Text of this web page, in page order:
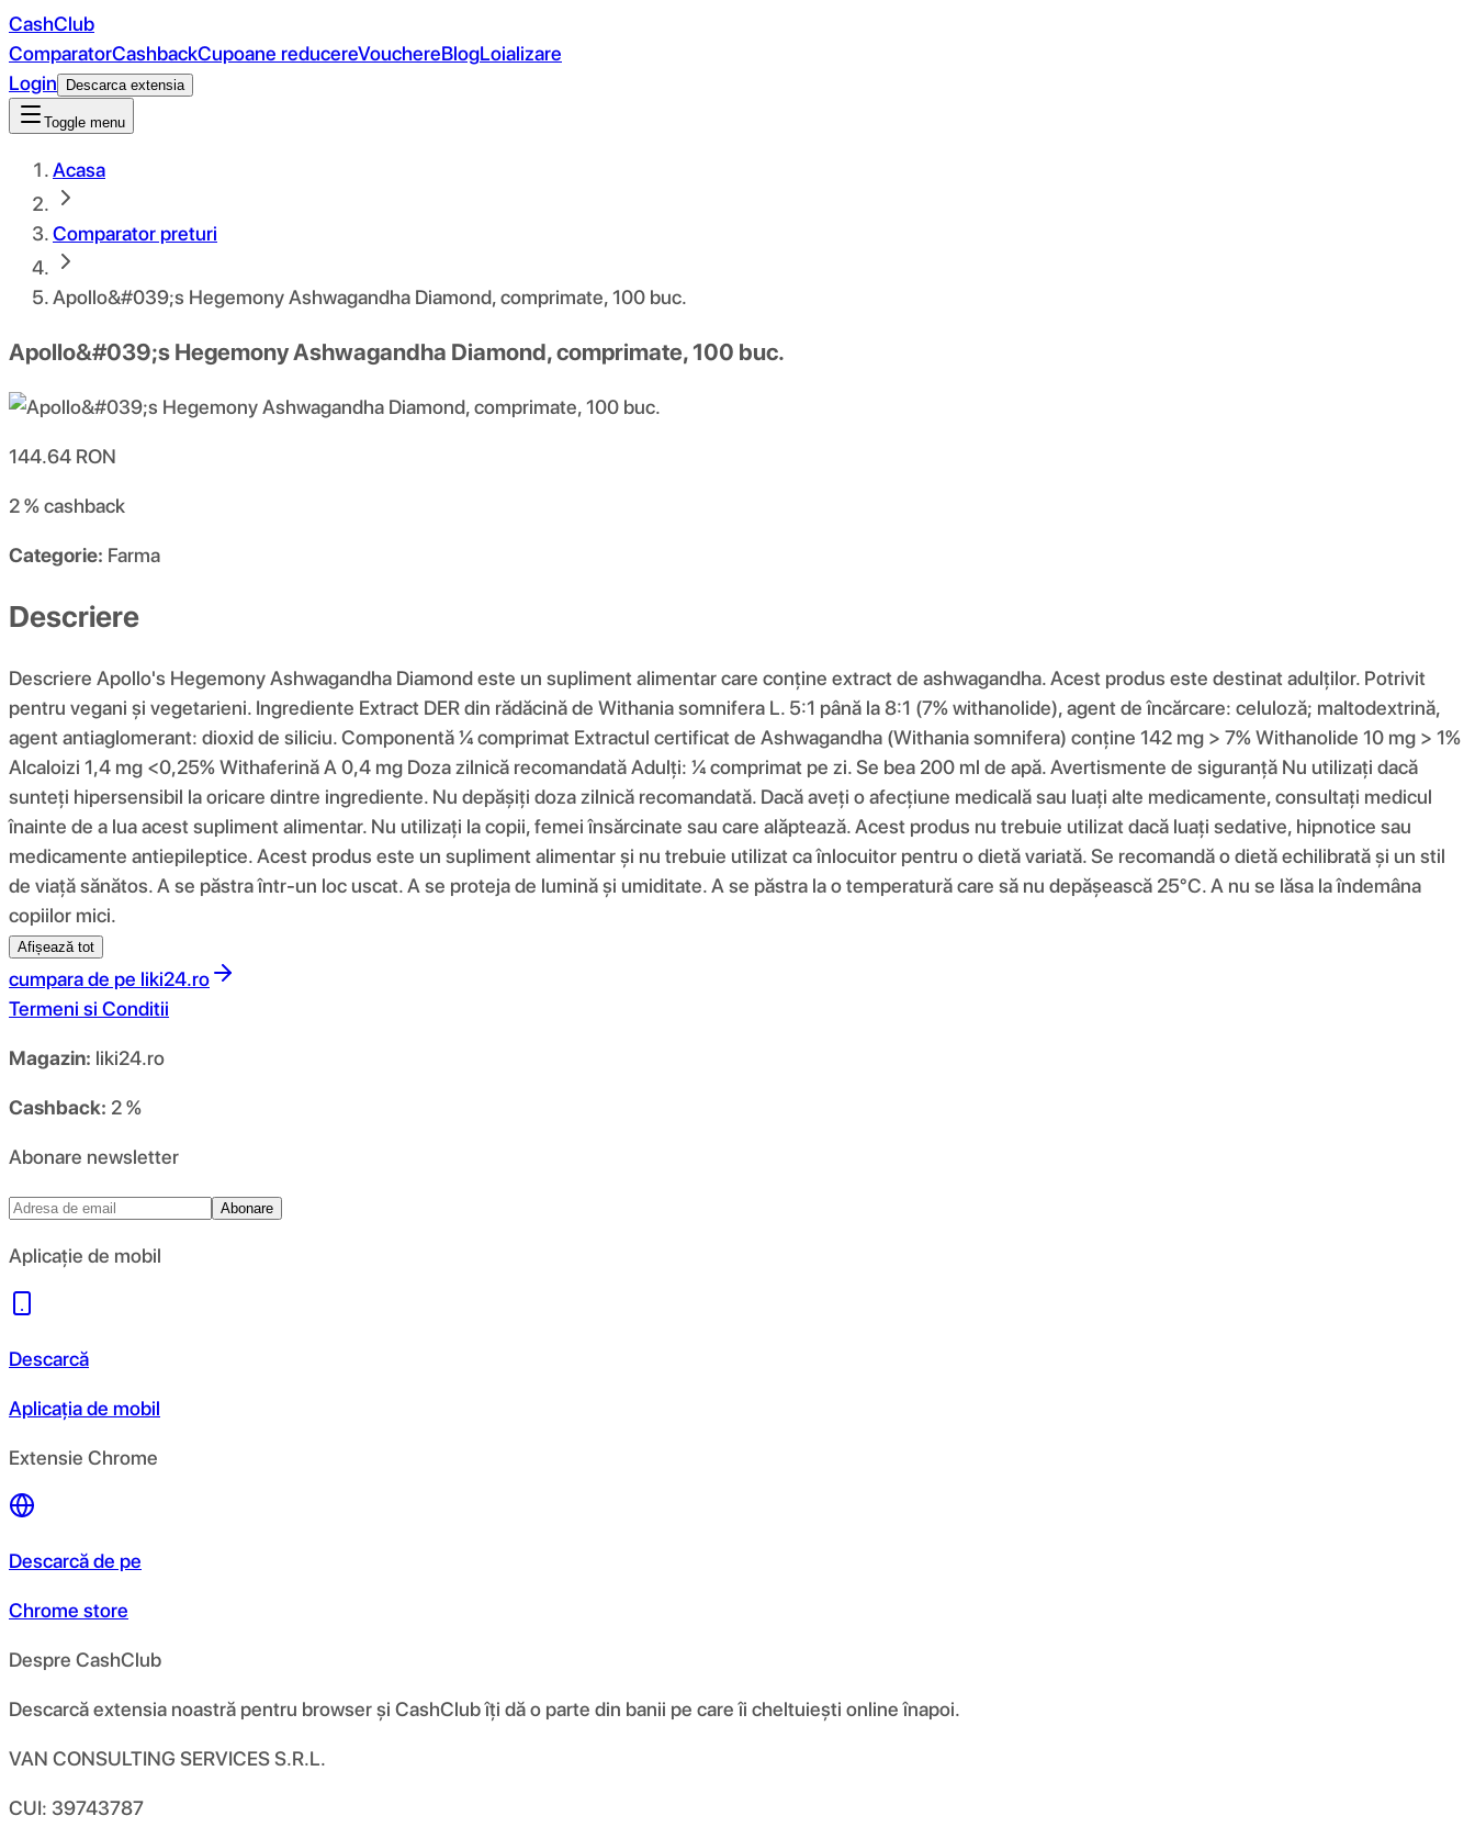
CashClub
ComparatorCashbackCupoane reducereVouchereBlogLoializare
Login
Descarca extensia
Toggle menu
Acasa
Comparator preturi
Apollo&#039;s Hegemony Ashwagandha Diamond, comprimate, 100 buc.
Apollo&#039;s Hegemony Ashwagandha Diamond, comprimate, 100 buc.
144.64 RON
2 %cashback
Categorie: Farma
Descriere
Descriere Apollo's Hegemony Ashwagandha Diamond este un supliment alimentar care conține extract de ashwagandha. Acest produs este destinat adulților. Potrivit
pentru vegani și vegetarieni. Ingrediente Extract DER din rădăcină de Withania somnifera L. 5:1 până la 8:1 (7% withanolide), agent de încărcare: celuloză; maltodextrină,
agent antiaglomerant: dioxid de siliciu. Componentă ¼ comprimat Extractul certificat de Ashwagandha (Withania somnifera) conține 142 mg > 7% Withanolide 10 mg > 1%
Alcaloizi 1,4 mg <0,25% Withaferină A 0,4 mg Doza zilnică recomandată Adulți: ¼ comprimat pe zi. Se bea 200 ml de apă. Avertismente de siguranță Nu utilizați dacă
sunteți hipersensibil la oricare dintre ingrediente. Nu depășiți doza zilnică recomandată. Dacă aveți o afecțiune medicală sau luați alte medicamente, consultați medicul
înainte de a lua acest supliment alimentar. Nu utilizați la copii, femei însărcinate sau care alăptează. Acest produs nu trebuie utilizat dacă luați sedative, hipnotice sau
medicamente antiepileptice. Acest produs este un supliment alimentar și nu trebuie utilizat ca înlocuitor pentru o dietă variată. Se recomandă o dietă echilibrată și un stil
de viață sănătos. A se păstra într-un loc uscat. A se proteja de lumină și umiditate. A se păstra la o temperatură care să nu depășească 25°C. A nu se lăsa la îndemâna
copiilor mici.
Afișează tot
cumpara de pe liki24.ro
Termeni si Conditii
Magazin: liki24.ro
Cashback: 2 %
Abonare newsletter
Abonare
Aplicație de mobil
Descarcă
Aplicația de mobil
Extensie Chrome
Descarcă de pe
Chrome store
Despre CashClub
Descarcă extensia noastră pentru browser și CashClub îți dă o parte din banii pe care îi cheltuiești online înapoi.
VAN CONSULTING SERVICES S.R.L.
CUI: 39743787